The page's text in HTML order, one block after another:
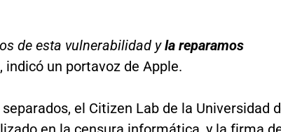
de esta vulnerabilidad yla reparamos
indicó un portavoz de Apple.
el Citizen Lab de la Universidad